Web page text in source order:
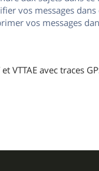
vos messages
vos messages
VTTAE avec traces